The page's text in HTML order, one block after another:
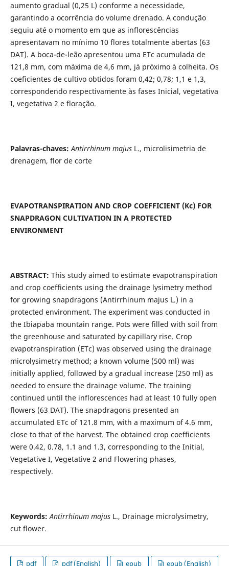
aumento gradual (0,25 L) conforme a necessidade,
garantindo a ocorrência do volume drenado. A condução
seguiu até o momento em que as inflorescências
apresentavam no mínimo 10 flores totalmente abertas (63
DAT). A boca-de-leão apresentou uma ETc acumulada de
121,8 mm, com máxima de 4,6 mm, já próximo à colheita. Os
coeficientes de cultivo obtidos foram 0,42; 0,78; 1,1 e 1,3,
correspondendo respectivamente às fases Inicial, vegetativa
I, vegetativa 2 e floração.
Palavras-chaves: Antirrhinum majusL., microlisimetria de
drenagem, flor de corte
EVAPOTRANSPIRATION AND CROP COEFFICIENT (Kc) FOR
SNAPDRAGON CULTIVATION IN A PROTECTED
ENVIRONMENT
ABSTRACT: This study aimed to estimate evapotranspiration
and crop coefficients using the drainage lysimetry method
for growing snapdragons (Antirrhinum majus L.) in a
protected environment. The experiment was conducted in
the Ibiapaba mountain range. Pots were filled with soil from
the greenhouse and saturated by capillary rise. Crop
evapotranspiration (ETc) was observed using the drainage
microlysimetry method; a known volume (500 ml) was
initially applied, followed by a gradual increase (250 ml) as
needed to ensure the drainage volume. The training
continued until the inflorescences had at least 10 fully open
flowers (63 DAT). The snapdragons presented an
accumulated ETc of 121.8 mm, with a maximum of 4.6 mm,
close to that of the harvest. The obtained crop coefficients
were 0.42, 0.78, 1.1 and 1.3, corresponding to the Initial,
Vegetative I, Vegetative 2 and Flowering phases,
respectively.
Keywords: Antirrhinum majusL., Drainage microlysimetry,
cut flower.
pdf pdf (English) epub epub (English)